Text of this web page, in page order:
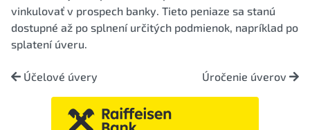
vinkulovať v prospech banky. Tieto peniaze sa stanú
dostupné až po splnení určitých podmienok, napríklad po
splatení úveru.
Účelové úvery Úročenie úverov